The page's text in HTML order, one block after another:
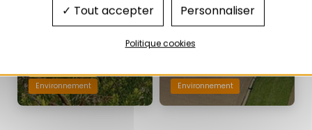
Environnement
Environnement
Tout accepter
Personnaliser
Politique cookies